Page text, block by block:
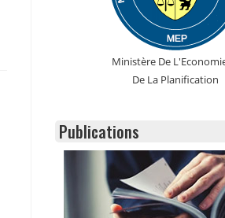
Ministère De
De La Planification
Publications